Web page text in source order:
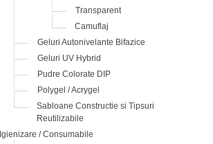
Transparent
Camuflaj
Geluri Autonivelante Bifazice
Geluri UV Hybrid
Pudre Colorate DIP
Polygel / Acrygel
Sabloane Constructie si Tipsuri
Reutilizabile
Igienizare / Consumabile